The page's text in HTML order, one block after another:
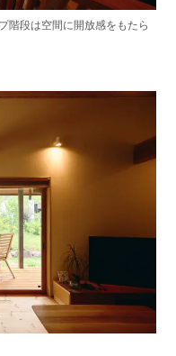
階段は空間に開放感をもたら